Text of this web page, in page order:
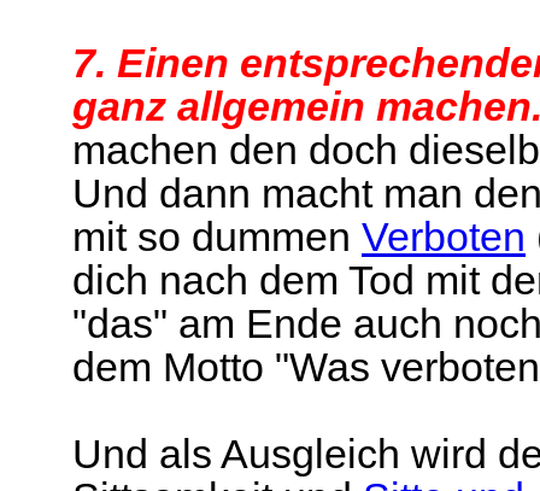
7. Einen
ganz allgemein
machen den doch
Und dann macht man
mit so dummen Verboten
dich nach dem Tod mit
"das" am Ende auch
dem Motto "Was
Und als Ausgleich wird